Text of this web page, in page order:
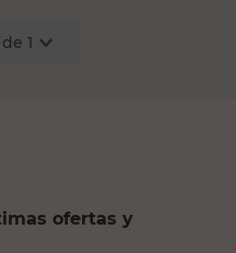
de 1
ofertas y